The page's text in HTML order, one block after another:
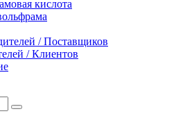
кислота
/ Поставщиков
/ Клиентов